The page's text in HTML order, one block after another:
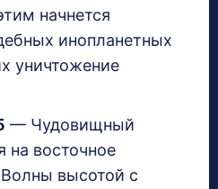
начнется
инопланетных
уничтожение
— Чудовищный
на восточное
высотой с